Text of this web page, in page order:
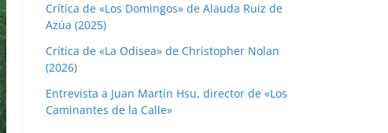
Crítica de «Los Domingos» de Alauda Ruiz de
Azúa (2025)
Crítica de «La Odisea» de Christopher Nolan
(2026)
Entrevista a Juan Martín Hsu, director de «Los
Caminantes de la Calle»